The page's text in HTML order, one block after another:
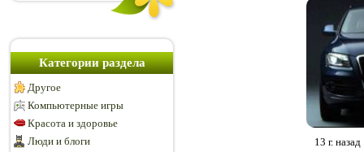
Категории раздела
Другое
Компьютерные игры
Красота и здоровье
Люди и блоги
13 г. назад